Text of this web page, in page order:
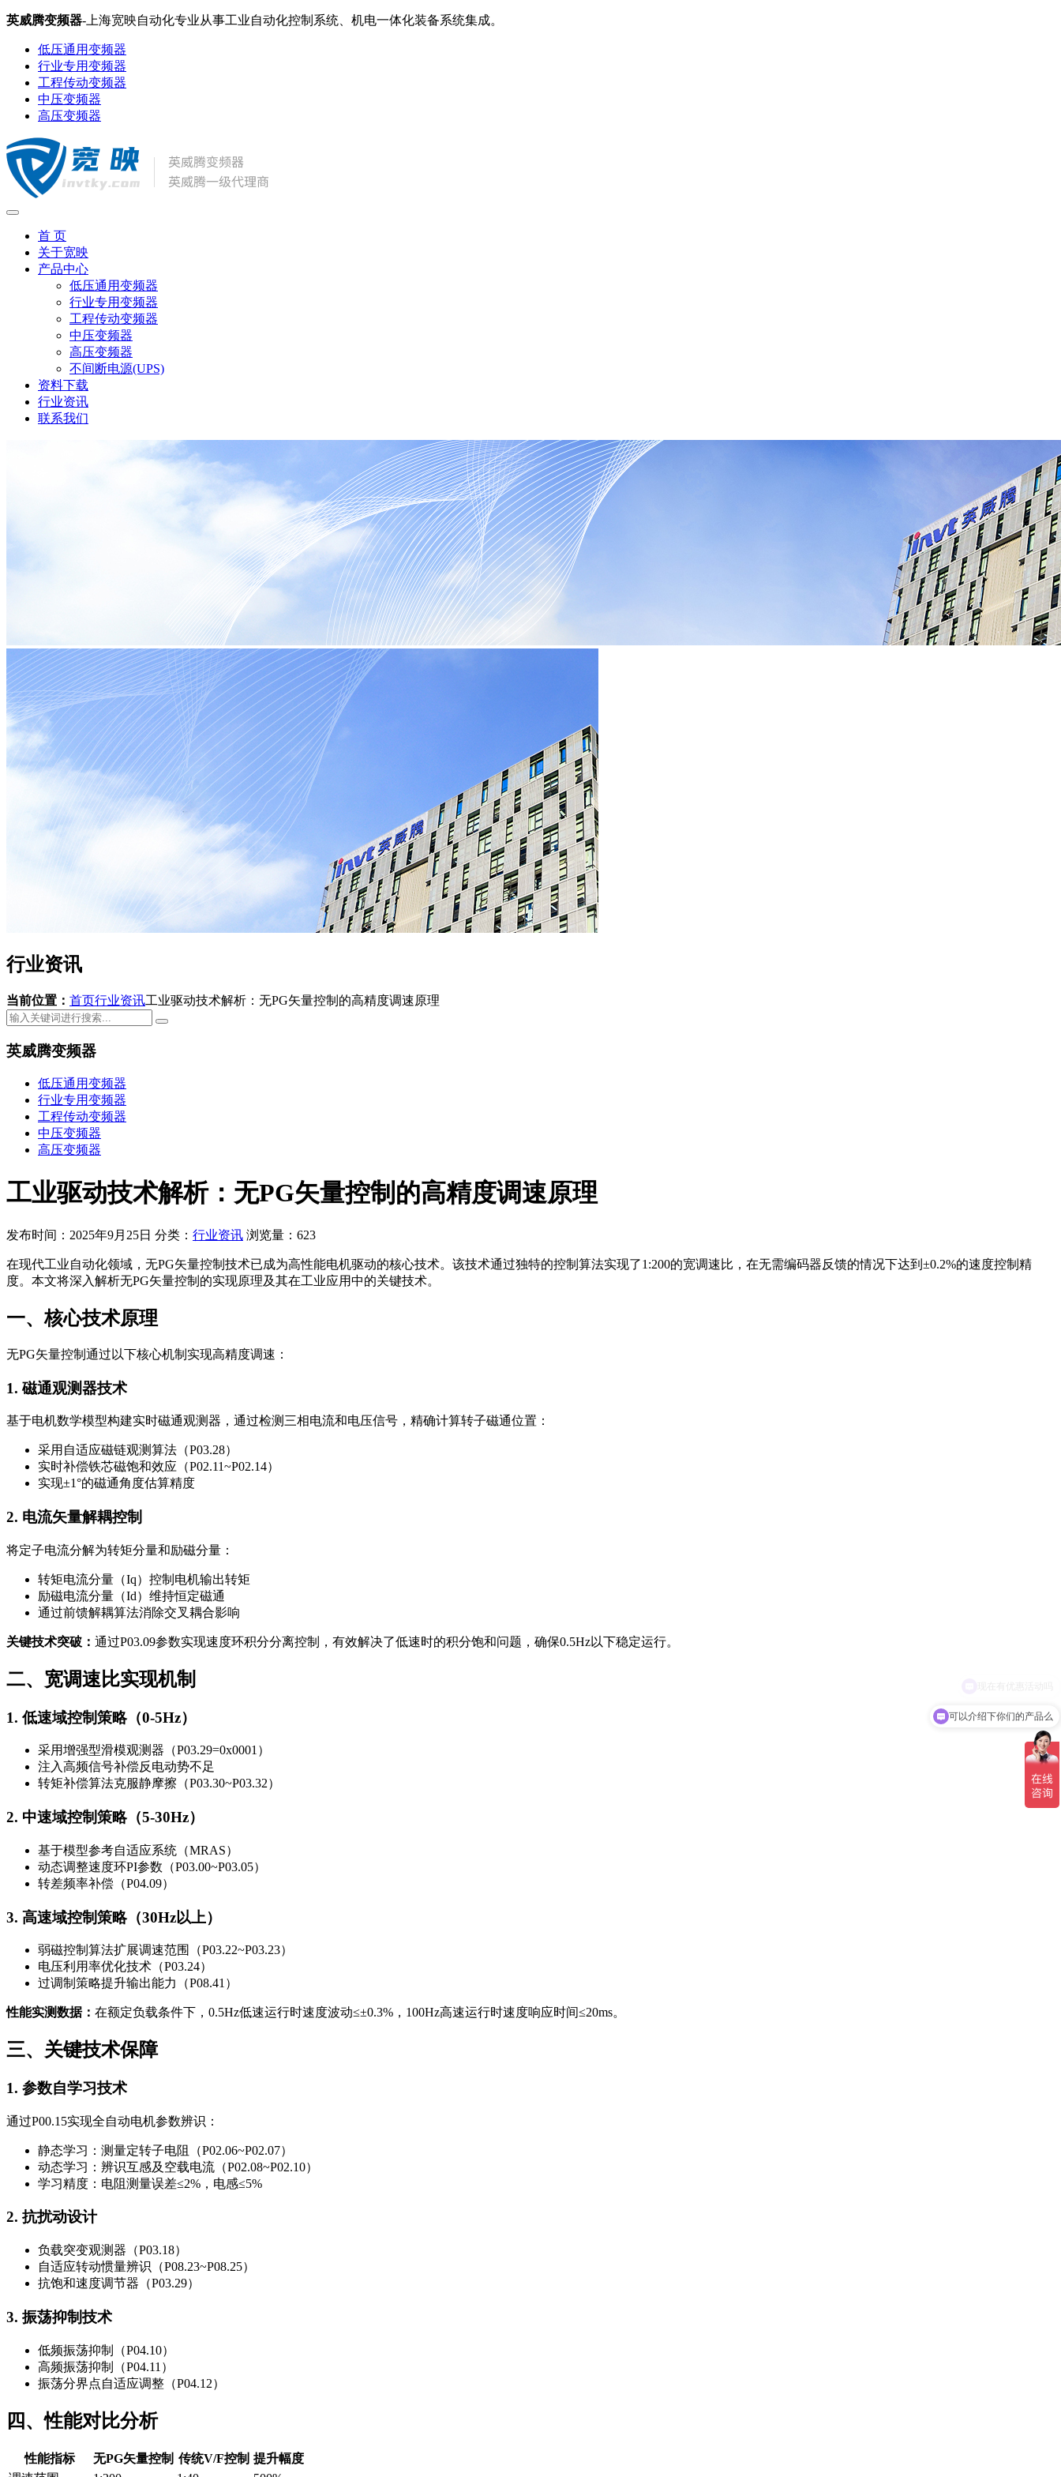
英威腾变频器-上海宽映自动化专业从事工业自动化控制系统、机电一体化装备系统集成。
低压通用变频器
行业专用变频器
工程传动变频器
中压变频器
高压变频器
首 页
关于宽映
产品中心
低压通用变频器
行业专用变频器
工程传动变频器
中压变频器
高压变频器
不间断电源(UPS)
资料下载
行业资讯
联系我们
行业资讯
当前位置： 首页行业资讯工业驱动技术解析：无PG矢量控制的高精度调速原理
英威腾变频器
低压通用变频器
行业专用变频器
工程传动变频器
中压变频器
高压变频器
工业驱动技术解析：无PG矢量控制的高精度调速原理
发布时间：2025年9月25日 分类： 行业资讯 浏览量：623
在现代工业自动化领域，无PG矢量控制技术已成为高性能电机驱动的核心技术。该技术通过独特的控制算法实现了1:200的宽调速比，在无需编码器反馈的情况下达到±0.2%的速度控制精
度。本文将深入解析无PG矢量控制的实现原理及其在工业应用中的关键技术。
一、核心技术原理
无PG矢量控制通过以下核心机制实现高精度调速：
1. 磁通观测器技术
基于电机数学模型构建实时磁通观测器，通过检测三相电流和电压信号，精确计算转子磁通位置：
采用自适应磁链观测算法（P03.28）
实时补偿铁芯磁饱和效应（P02.11~P02.14）
实现±1°的磁通角度估算精度
2. 电流矢量解耦控制
将定子电流分解为转矩分量和励磁分量：
转矩电流分量（Iq）控制电机输出转矩
励磁电流分量（Id）维持恒定磁通
通过前馈解耦算法消除交叉耦合影响
关键技术突破： 通过P03.09参数实现速度环积分分离控制，有效解决了低速时的积分饱和问题，确保0.5Hz以下稳定运行。
二、宽调速比实现机制
1. 低速域控制策略（0-5Hz）
采用增强型滑模观测器（P03.29=0x0001）
注入高频信号补偿反电动势不足
转矩补偿算法克服静摩擦（P03.30~P03.32）
2. 中速域控制策略（5-30Hz）
基于模型参考自适应系统（MRAS）
动态调整速度环PI参数（P03.00~P03.05）
转差频率补偿（P04.09）
3. 高速域控制策略（30Hz以上）
弱磁控制算法扩展调速范围（P03.22~P03.23）
电压利用率优化技术（P03.24）
过调制策略提升输出能力（P08.41）
性能实测数据： 在额定负载条件下，0.5Hz低速运行时速度波动≤±0.3%，100Hz高速运行时速度响应时间≤20ms。
三、关键技术保障
1. 参数自学习技术
通过P00.15实现全自动电机参数辨识：
静态学习：测量定转子电阻（P02.06~P02.07）
动态学习：辨识互感及空载电流（P02.08~P02.10）
学习精度：电阻测量误差≤2%，电感≤5%
2. 抗扰动设计
负载突变观测器（P03.18）
自适应转动惯量辨识（P08.23~P08.25）
抗饱和速度调节器（P03.29）
3. 振荡抑制技术
低频振荡抑制（P04.10）
高频振荡抑制（P04.11）
振荡分界点自适应调整（P04.12）
四、性能对比分析
性能指标 无PG矢量控制 传统V/F控制 提升幅度
可以介绍下你们的产品么